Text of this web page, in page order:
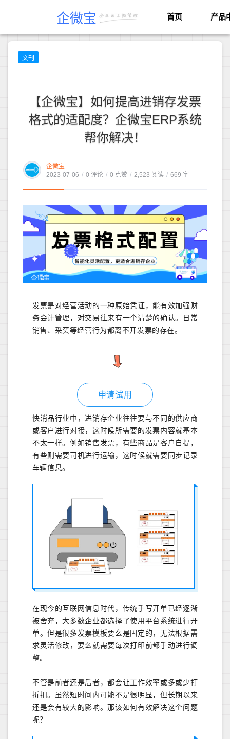
企微宝 首页 产品
文刊
【企微宝】如何提高进销存发票
格式的适配度？企微宝ERP系统
帮你解决！
企微宝
2023-07-06 / 0 评论 / 0 点赞 / 2,523 阅读 / 669 字
发票是对经营活动的一种原始凭证，能有效加强财
务会计管理，对交易往来有一个清楚的确认。日常
销售、采买等经营行为都离不开发票的存在。
申请试用
快消品行业中，进销存企业往往要与不同的供应商
或客户进行对接，这时候所需要的发票内容就基本
不太一样。例如销售发票，有些商品是客户自提，
有些则需要司机进行运输，这时候就需要同步记录
车辆信息。
在现今的互联网信息时代，传统手写开单已经逐渐
被舍弃，大多数企业都选择了使用平台系统进行开
单。但是很多发票模板要么是固定的，无法根据需
求灵活修改，要么就需要每次打印前都手动进行调
整。
不管是前者还是后者，都会让工作效率或多或少打
折扣。虽然短时间内可能不是很明显，但长期以来
还是会有较大的影响。那该如何有效解决这个问题
呢？